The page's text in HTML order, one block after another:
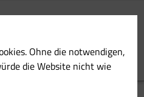
Ohne die notwendigen,
die Website nicht wie